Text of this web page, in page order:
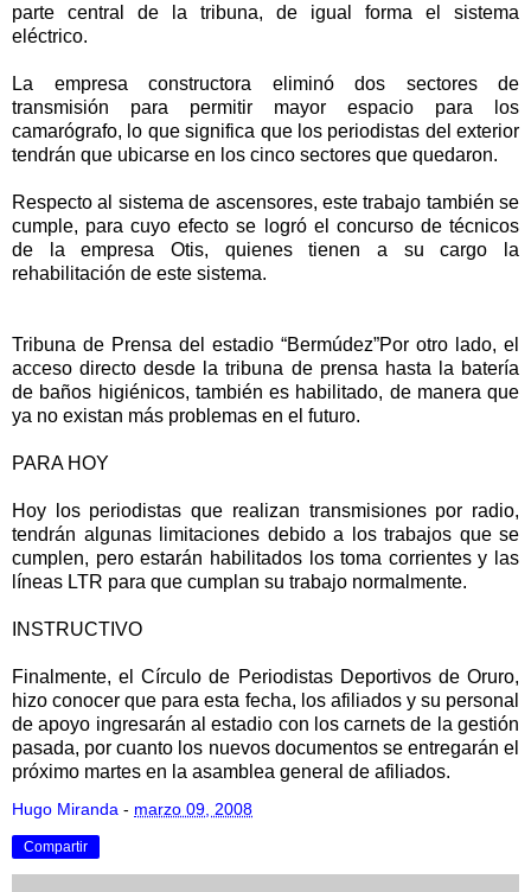
parte central de la tribuna, de igual forma el sistema
eléctrico.
La empresa constructora eliminó dos sectores de
transmisión para permitir mayor espacio para los
camarógrafo, lo que significa que los periodistas del exterior
tendrán que ubicarse en los cinco sectores que quedaron.
Respecto al sistema de ascensores, este trabajo también se
cumple, para cuyo efecto se logró el concurso de técnicos
de la empresa Otis, quienes tienen a su cargo la
rehabilitación de este sistema.
Tribuna de Prensa del estadio “Bermúdez”Por otro lado, el
acceso directo desde la tribuna de prensa hasta la batería
de baños higiénicos, también es habilitado, de manera que
ya no existan más problemas en el futuro.
PARA HOY
Hoy los periodistas que realizan transmisiones por radio,
tendrán algunas limitaciones debido a los trabajos que se
cumplen, pero estarán habilitados los toma corrientes y las
líneas LTR para que cumplan su trabajo normalmente.
INSTRUCTIVO
Finalmente, el Círculo de Periodistas Deportivos de Oruro,
hizo conocer que para esta fecha, los afiliados y su personal
de apoyo ingresarán al estadio con los carnets de la gestión
pasada, por cuanto los nuevos documentos se entregarán el
próximo martes en la asamblea general de afiliados.
Hugo Miranda - marzo 09, 2008
Compartir